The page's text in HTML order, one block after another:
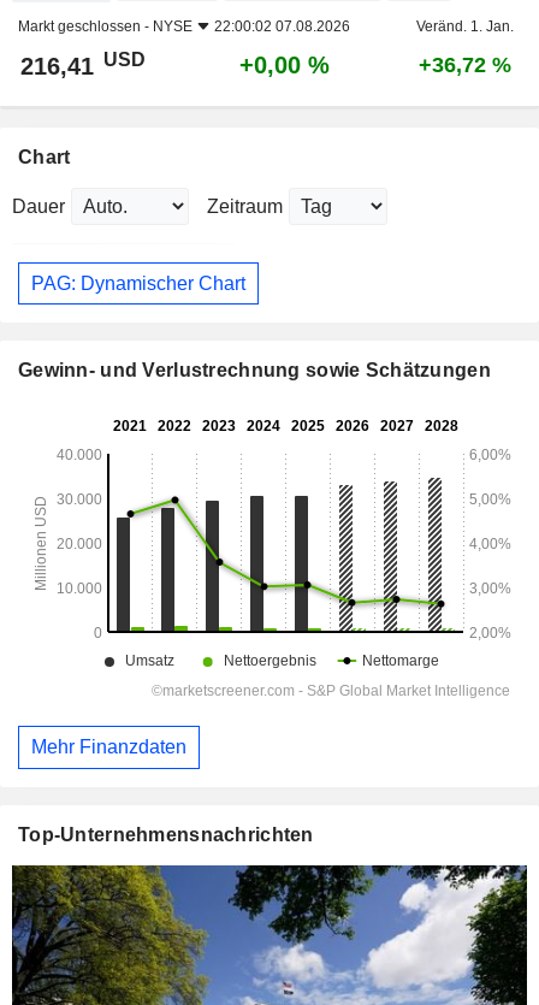
Markt geschlossen - NYSE 22:00:02 07.08.2026 Veränd. 1. Jan.
216,41 USD +0,00 % +36,72 %
Chart
Dauer Zeitraum
PAG: Dynamischer Chart
Gewinn- und Verlustrechnung sowie Schätzungen
Mehr Finanzdaten
Top-Unternehmensnachrichten